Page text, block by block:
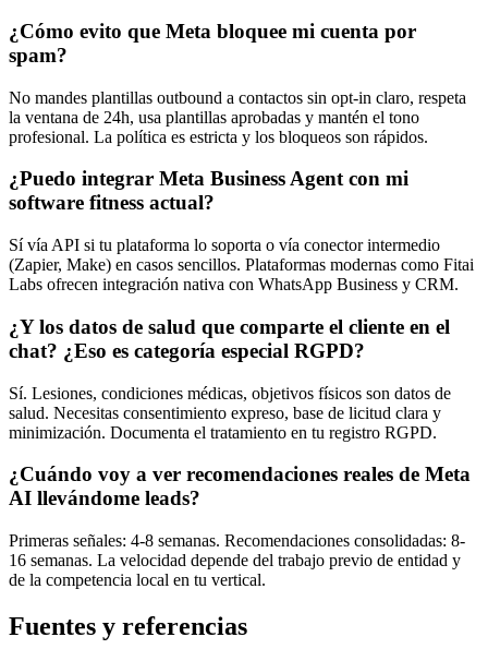
¿Cómo evito que Meta bloquee mi cuenta por
spam?
No mandes plantillas outbound a contactos sin opt-in claro, respeta
la ventana de 24h, usa plantillas aprobadas y mantén el tono
profesional. La política es estricta y los bloqueos son rápidos.
¿Puedo integrar Meta Business Agent con mi
software fitness actual?
Sí vía API si tu plataforma lo soporta o vía conector intermedio
(Zapier, Make) en casos sencillos. Plataformas modernas como Fitai
Labs ofrecen integración nativa con WhatsApp Business y CRM.
¿Y los datos de salud que comparte el cliente en el
chat? ¿Eso es categoría especial RGPD?
Sí. Lesiones, condiciones médicas, objetivos físicos son datos de
salud. Necesitas consentimiento expreso, base de licitud clara y
minimización. Documenta el tratamiento en tu registro RGPD.
¿Cuándo voy a ver recomendaciones reales de Meta
AI llevándome leads?
Primeras señales: 4-8 semanas. Recomendaciones consolidadas: 8-
16 semanas. La velocidad depende del trabajo previo de entidad y
de la competencia local en tu vertical.
Fuentes y referencias